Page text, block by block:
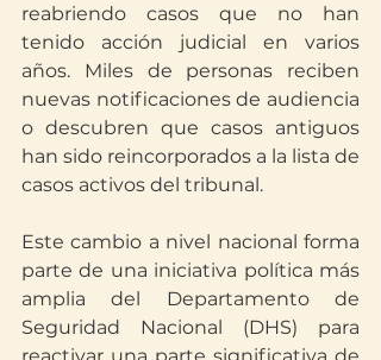
reabriendo casos que no han
tenido acción judicial en varios
años. Miles de personas reciben
nuevas notificaciones de audiencia
o descubren que casos antiguos
han sido reincorporados a la lista de
casos activos del tribunal.
Este cambio a nivel nacional forma
parte de una iniciativa política más
amplia del Departamento de
Seguridad Nacional (DHS) para